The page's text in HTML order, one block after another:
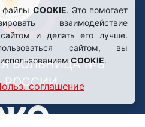
БОЛЬНИЦА №8
РОССИИ
файлы COOKIE. Это помогает
взаимодействие
и делать его лучше.
сайтом, вы
COOKIE.
соглашение